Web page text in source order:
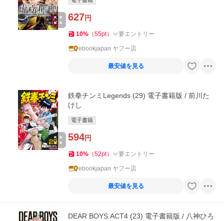
627円
10% （55pt） 要エントリー
ebookjapan ヤフー店
最安値を見る
鉄拳チンミLegends (29) 電子書籍版 / 前川た
けし
電子書籍
594円
10% （52pt） 要エントリー
ebookjapan ヤフー店
最安値を見る
DEAR BOYS ACT4 (23) 電子書籍版 / 八神ひろ